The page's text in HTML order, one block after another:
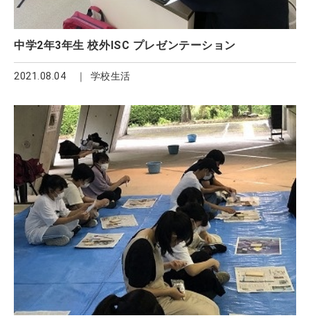
中学2年3年生 校外ISC プレゼンテーション
2021.08.04 学校生活